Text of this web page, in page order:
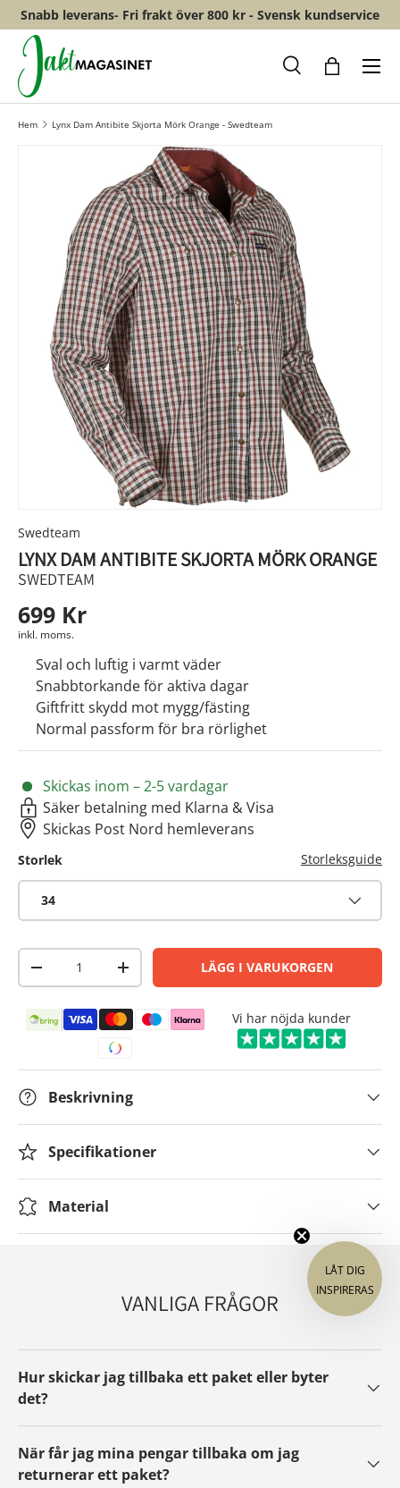
HOPPA TILL INNEHÅLL
Snabb leverans- Fri frakt över 800 kr - Svensk kundservice
Sök
Meny
Hem Lynx Dam Antibite Skjorta Mörk Orange - Swedteam
Swedteam
LYNX DAM ANTIBITE SKJORTA MÖRK ORANGE
SWEDTEAM
699 Kr
inkl. moms.
Sval och luftig i varmt väder
Snabbtorkande för aktiva dagar
Giftfritt skydd mot mygg/fästing
Normal passform för bra rörlighet
Skickas inom – 2-5 vardagar
Säker betalning med Klarna & Visa
Skickas Post Nord hemleverans
Storlek Storleksguide
34
Antal
-
+ LÄGG I VARUKORGEN
Betalningsmetoder Vi har nöjda kunder
Beskrivning
Specifikationer
Material
VANLIGA FRÅGOR
Hur skickar jag tillbaka ett paket eller byter
det?
När får jag mina pengar tillbaka om jag
returnerar ett paket?
LÅT DIG
INSPIRERAS
värld – nya produkter, bra erbjudanden
Anmäl dig
nyhetsbrevet.